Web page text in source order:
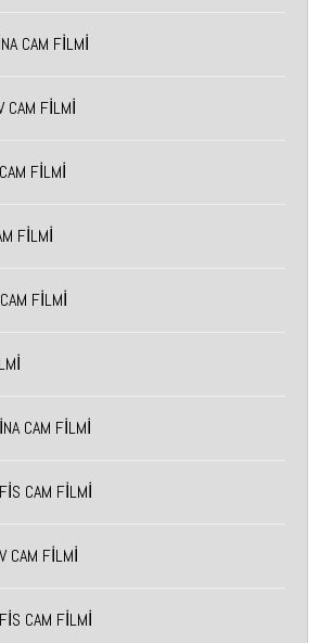
CAM FILMI
CAM FILMI
FILMI
FILMI
FILMI
CAM FILMI
CAM FILMI
CAM FILMI
CAM FILMI